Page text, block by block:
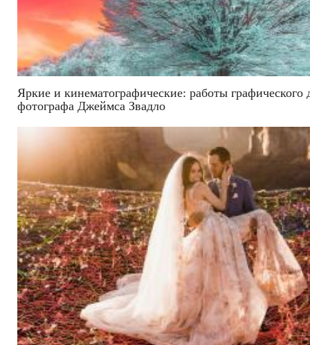
Яркие и кинематографические: работы графического
фотографа Джеймса Звадло